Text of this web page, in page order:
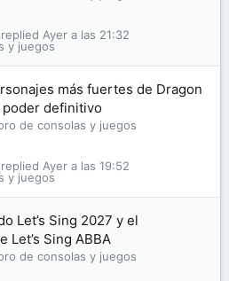
y juegos
Ayer a las 21:32
más fuertes de Dragon
poder definitivo
de consolas y juegos
y juegos
Ayer a las 19:52
Let’s Sing 2027 y el
Let’s Sing ABBA
de consolas y juegos